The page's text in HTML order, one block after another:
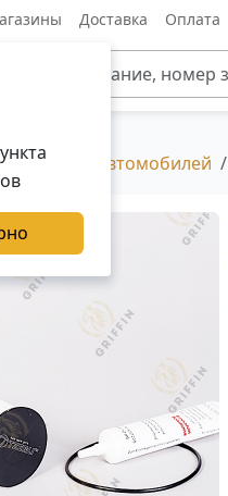
Доставка Оплата
грузовых автомобилей